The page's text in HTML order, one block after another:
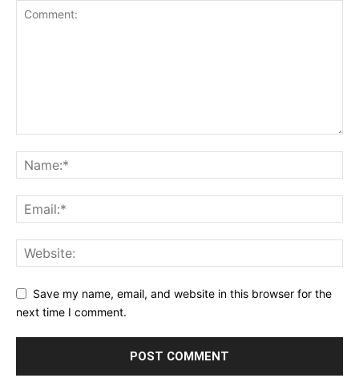
Save my name, email, and website in this browser for the
next time I comment.